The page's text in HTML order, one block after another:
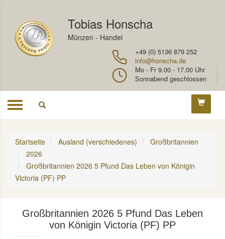
Tobias Honscha
Münzen - Handel
+49 (0) 5136 879 252
info@honscha.de
Mo - Fr 9.00 - 17.00 Uhr
Sonnabend geschlossen
Toggle
Startseite Ausland (verschiedenes)
Großbritannien
2026
Großbritannien 2026 5 Pfund Das Leben von Königin
Victoria (PF) PP
Großbritannien 2026 5 Pfund Das Leben
von Königin Victoria (PF) PP